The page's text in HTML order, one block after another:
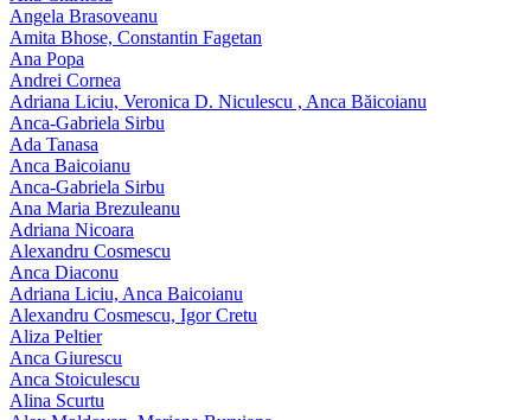
Angela Brasoveanu
Amita Bhose, Constantin Fagetan
Ana Popa
Andrei Cornea
Adriana Liciu, Veronica D. Niculescu , Anca Băicoianu
Anca‑Gabriela Sirbu
Ada Tanasa
Anca Baicoianu
Anca-Gabriela Sirbu
Ana Maria Brezuleanu
Adriana Nicoara
Alexandru Cosmescu
Anca Diaconu
Adriana Liciu, Anca Baicoianu
Alexandru Cosmescu, Igor Cretu
Aliza Peltier
Anca Giurescu
Anca Stoiculescu
Alina Scurtu